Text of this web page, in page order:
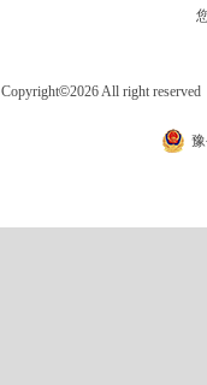
Copyright©2026 All right